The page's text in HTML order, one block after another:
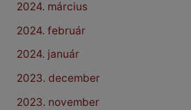
2024. március
2024. február
2024. január
2023. december
2023. november